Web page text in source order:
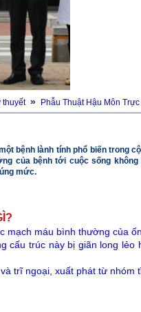
thuyết » Phẫu Thuật Hậu Môn
bệnh lành tính phổ biến trong
của bệnh tới cuộc sống
mức.
mạch máu bình thường của
cấu trúc này bị giãn long
trĩ ngoại, xuất phát từ